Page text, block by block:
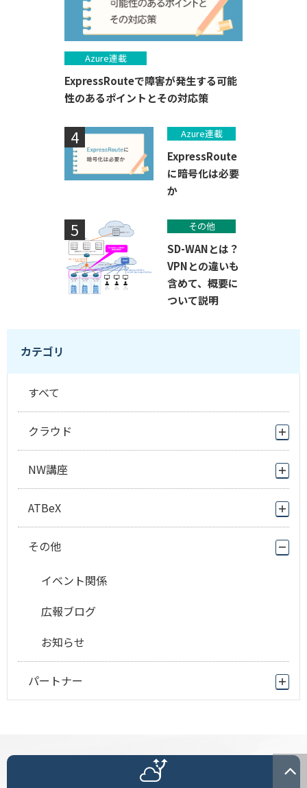
Azure連載
ExpressRouteで障害が発生する可能
性のあるポイントとその対応策
Azure連載
ExpressRoute
に暗号化は必要
か
その他
SD-WANとは？
VPNとの違いも
含めて、概要に
ついて説明
カテゴリ
すべて
クラウド
NW講座
ATBeX
その他
イベント関係
広報ブログ
お知らせ
パートナー